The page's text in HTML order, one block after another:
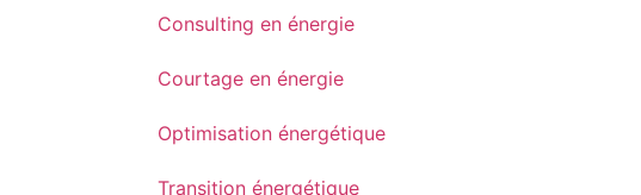
Consulting en énergie
Courtage en énergie
Optimisation énergétique
Transition énergétique